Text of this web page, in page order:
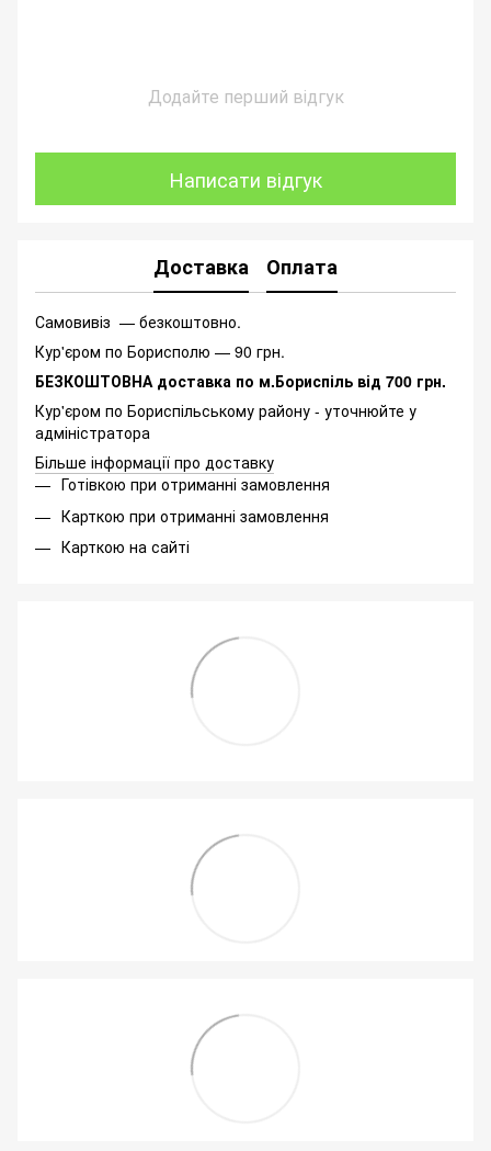
Додайте перший відгук
Написати відгук
Доставка Оплата
Самовивіз — безкоштовно.
Кур'єром по Борисполю — 90 грн.
БЕЗКОШТОВНА доставка по м.Бориспіль від 700 грн.
Кур'єром по Бориспільському району - уточнюйте у
адміністратора
Більше інформації про доставку
Готівкою при отриманні замовлення
Карткою при отриманні замовлення
Карткою на сайті